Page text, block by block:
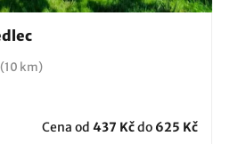
(10 km)
Cena od 437 Kčdo 625 Kč